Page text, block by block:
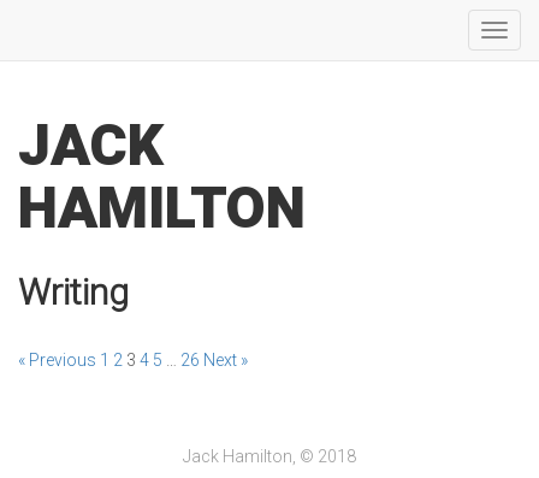
JACK
HAMILTON
Writing
« Previous 1 2 3 4 5 26 Next »
Jack Hamilton, © 2018